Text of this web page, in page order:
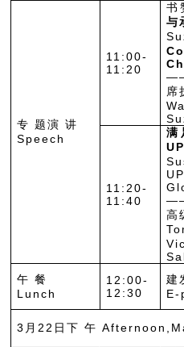
专 题演 讲
Speech
11:00-
11:20
书
与
席
11:20-
11:40
满
高
午 餐
Lunch
12:00-
12:30
建
E-
3月22日下 午